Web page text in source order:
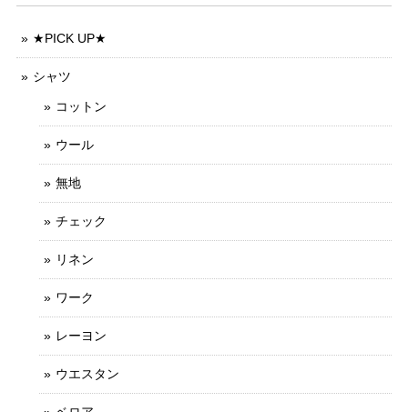
★PICK UP★
シャツ
コットン
ウール
無地
チェック
リネン
ワーク
レーヨン
ウエスタン